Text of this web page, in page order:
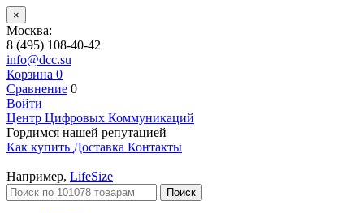
×
Москва:
8 (495) 108-40-42
info@dcc.su
Корзина 0
Сравнение 0
Войти
Центр Цифровых Коммуникаций
Гордимся нашей репутацией
Как купить Доставка Контакты
Например, LifeSize
Поиск